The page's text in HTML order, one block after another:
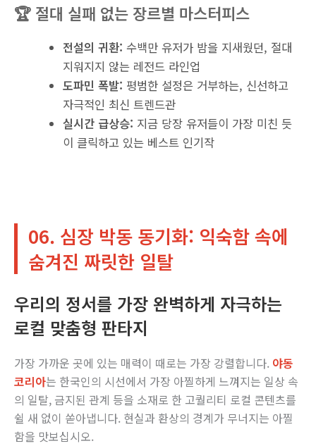
🏆 절대 실패 없는 장르별 마스터피스
전설의 귀환: 수백만 유저가 밤을 지새웠던, 절대
지워지지 않는 레전드 라인업
도파민 폭발: 평범한 설정은 거부하는, 신선하고
자극적인 최신 트렌드관
실시간 급상승: 지금 당장 유저들이 가장 미친 듯
이 클릭하고 있는 베스트 인기작
06. 심장 박동 동기화: 익숙함 속에
숨겨진 짜릿한 일탈
우리의 정서를 가장 완벽하게 자극하는
로컬 맞춤형 판타지
가장 가까운 곳에 있는 매력이 때로는 가장 강렬합니다. 야동
코리아는 한국인의 시선에서 가장 아찔하게 느껴지는 일상 속
의 일탈, 금지된 관계 등을 소재로 한 고퀄리티 로컬 콘텐츠를
쉴 새 없이 쏟아냅니다. 현실과 환상의 경계가 무너지는 아찔
함을 맛보십시오.